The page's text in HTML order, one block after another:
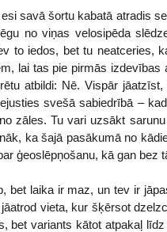
savā šortu kabatā atradis
no viņas velosipēda
to iedos, bet tu neatceries,
lai tas pie pirmās izdevības
atbildi: Nē. Vispār
svešā sabiedrībā –
zāles. Tu vari uzsākt
ka šajā pasākumā no
ģeoslēpņošanu, kā gan bez
bet laika ir maz, un tev ir
vieta, kur šķērsot
bet variants kātot atpakaļ